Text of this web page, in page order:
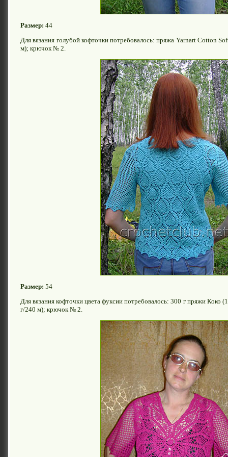
Размер: 44
Для вязания голубой кофточки потребовалось: пряжа Yarnart Cotton
м); крючок № 2.
Размер: 54
Для вязания кофточки цвета фуксии потребовалось: 300 г пряжи Коко
г/240 м); крючок № 2.